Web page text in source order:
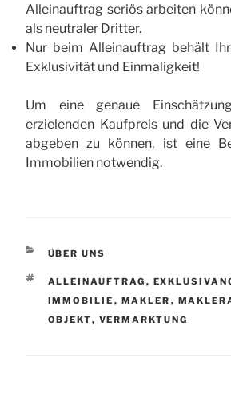
Alleinauftrag seriös arbeiten
als neutraler Dritter.
Nur beim Alleinauftrag behält
Exklusivität und Einmaligkeit!
Um eine genaue
erzielenden Kaufpreis und die
abgeben zu können, ist eine
Immobilien notwendig.
KATEGORIEN
ÜBER UNS
SCHLAGWÖRTER
ALLEINAUFTRAG ,
IMMOBILIE , MAKLER ,
OBJEKT, VERMARKTUNG